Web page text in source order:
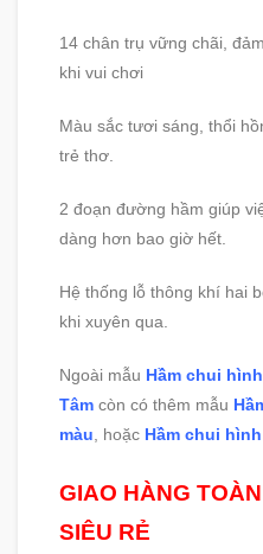
14 chân trụ vững chãi,
khi vui chơi
Màu sắc tươi sáng, thổi
trẻ thơ.
2 đoạn đường hầm giúp
dàng hơn bao giờ hết.
Hệ thống lỗ thông khí hai
khi xuyên qua.
Ngoài mẫu Hầm chui
Tâm còn có thêm mẫu
màu , hoặc Hầm chui
GIAO HÀNG
SIÊU RẺ